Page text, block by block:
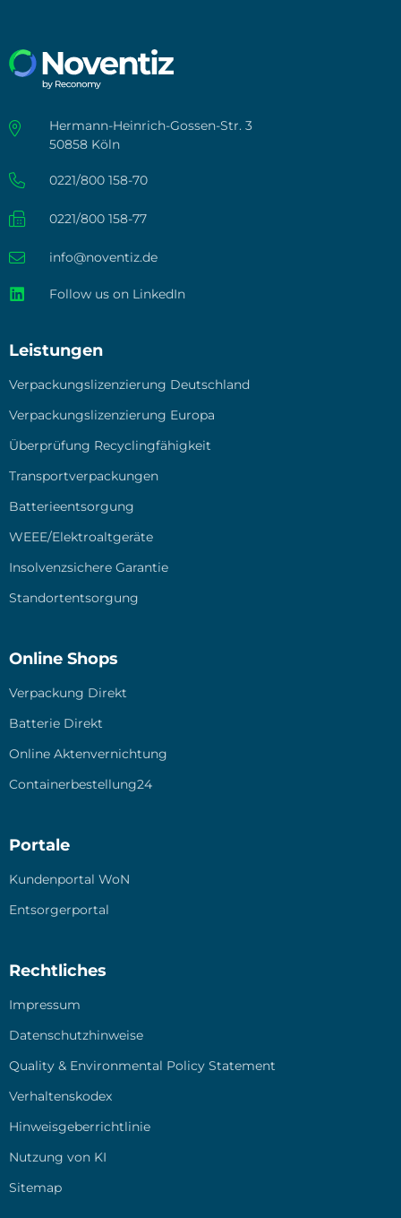
Hermann-Heinrich-Gossen-Str. 3
50858 Köln
0221/800 158-70
0221/800 158-77
info@noventiz.de
Follow us on LinkedIn
Leistungen
Ver­pa­ckungs­li­zen­zie­rung Deutsch­land
Ver­pa­ckungs­li­zen­zie­rung Euro­pa
Über­prü­fung Recy­cling­fä­hig­keit
Trans­port­ver­pa­ckun­gen
Bat­te­rie­ent­sor­gung
WEEE/Elektroaltgeräte
Insol­venz­si­che­re Garan­tie
Stand­ort­ent­sor­gung
Online Shops
Ver­pa­ckung Direkt
Bat­te­rie Direkt
Online Akten­ver­nich­tung
Containerbestellung24
Portale
Kun­den­por­tal WoN
Ent­sor­ger­por­tal
Rechtliches
Impres­sum
Daten­schutz­hin­wei­se
Qua­li­ty & Envi­ron­men­tal Poli­cy State­ment
Ver­hal­tens­ko­dex
Hin­weis­ge­ber­richt­li­nie
Nut­zung von KI
Site­map